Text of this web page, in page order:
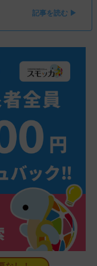
記事を読む ▶